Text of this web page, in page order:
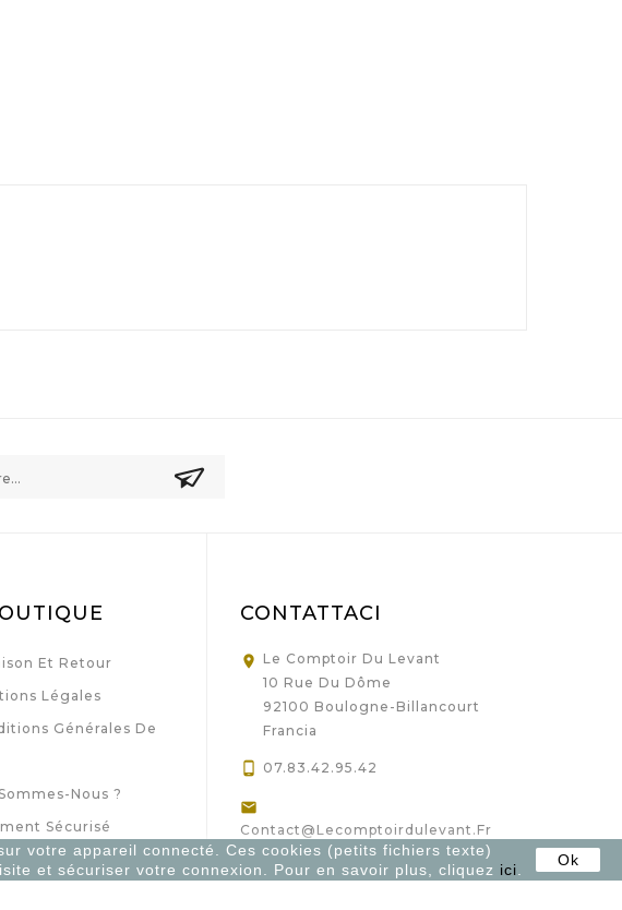
Et Retour
Légales
Générales De
Nous ?
Sécurisé
Con Nosotros
CONTATTACI
 Le Comptoir Du Levant
10 Rue Du Dôme
92100 Boulogne-Billancourt
Francia
 07.83.42.95.42

Contact@lecomptoirdulevant.fr
votre appareil connecté. Ces cookies (petits fichiers texte)
et sécuriser votre connexion. Pour en savoir plus, cliquez ici
Ok